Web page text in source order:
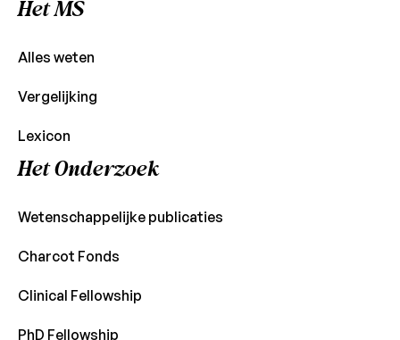
Het MS
Alles weten
Vergelijking
Lexicon
Het Onderzoek
Wetenschappelijke publicaties
Charcot Fonds
Clinical Fellowship
PhD Fellowship